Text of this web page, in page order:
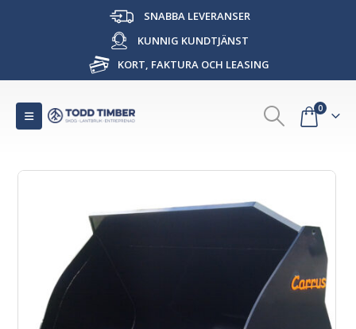
SNABBA LEVERANSER
KUNNIG KUNDTJÄNST
KORT, FAKTURA OCH LEASING
0